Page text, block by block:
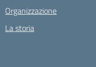
Organizzazione
La storia